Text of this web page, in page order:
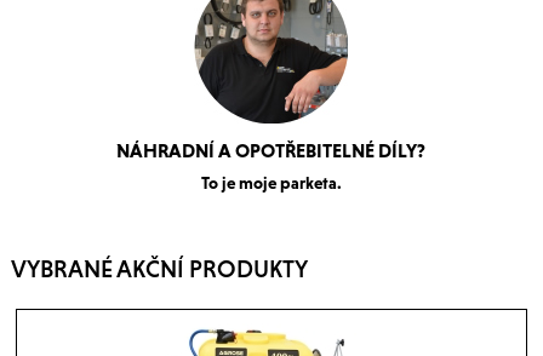
NÁHRADNÍ A OPOTŘEBITELNÉ DÍLY?
To je moje parketa.
VYBRANÉ AKČNÍ PRODUKTY